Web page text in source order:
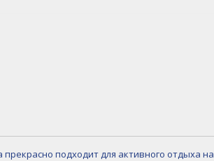
подходит для активного отдыха на